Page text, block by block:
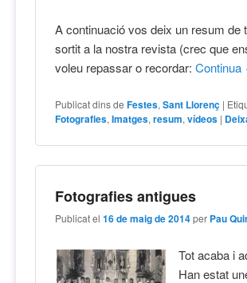
A continuació vos deix un resum
sortit a la nostra revista (crec que
voleu repassar o recordar:Continua
Publicat dins de Festes,Sant Llorenç |
Fotografies,Imatges,resum,vídeos |
Fotografies antigues
Publicat el16 de maig de 2014 per Pau
Tot acaba i
Han estat